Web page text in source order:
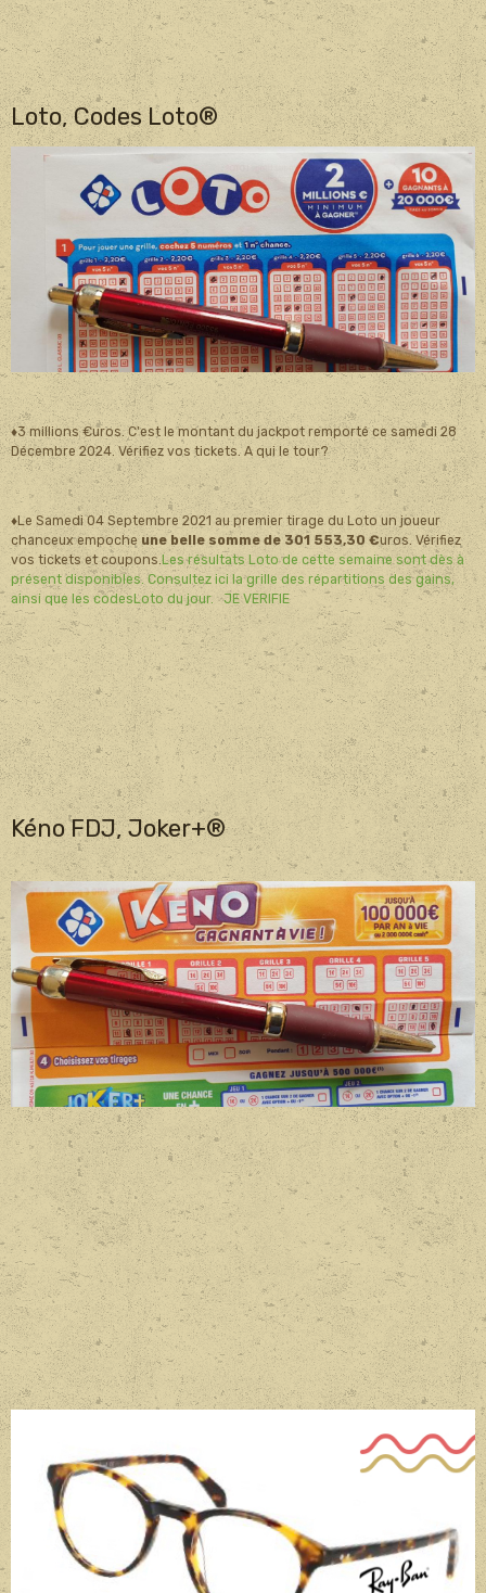
Loto, Codes Loto®
♦3 millions €uros. C'est le montant du jackpot remporté ce samedi 28
Décembre 2024. Vérifiez vos tickets. A qui le tour?
♦Le Samedi 04 Septembre 2021 au premier tirage du Loto un joueur
chanceux empocheune belle somme de 301 553,30 €uros. Vérifiez
vos tickets et coupons.Les résultats Loto de cette semaine sont dès à
présent disponibles. Consultez ici la grille des répartitions des gains,
ainsi que les codesLoto du jour. JE VERIFIE
Kéno FDJ, Joker+®